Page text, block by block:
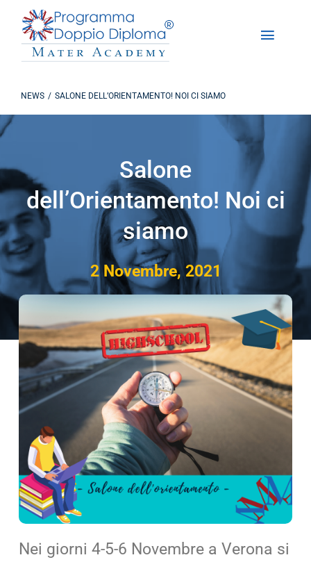
Salta
contenuto
Toggle
DD Experience
Studiare in America
Contattaci
per:
NEWS SALONE DELL’ORIENTAMENTO! NOI CI SIAMO
Salone
dell’Orientamento! Noi ci
siamo
2 Novembre, 2021
Nei giorni 4-5-6 Novembre a Verona si